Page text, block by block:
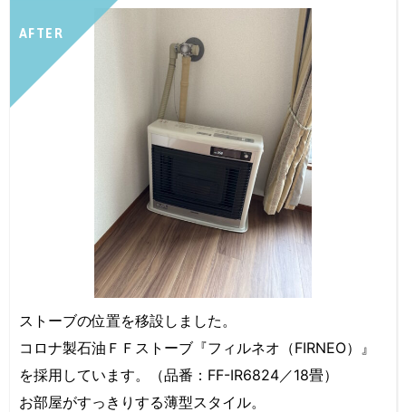
AFTER
ストーブの位置を移設しました。
コロナ製石油ＦＦストーブ『フィルネオ（FIRNEO）』
を採用しています。（品番：FF-IR6824／18畳）
お部屋がすっきりする薄型スタイル。